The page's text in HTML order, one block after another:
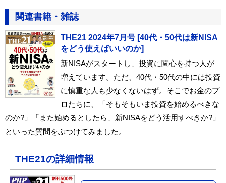
関連書籍・雑誌
THE21 2024年7月号 [40代・50代は新NISA
をどう使えばいいのか]
新NISAがスタートし、投資に関心を持つ人が
増えています。ただ、40代・50代の中には投資
に慎重な人も少なくないはず。そこでお金のプ
ロたちに、「そもそもいま投資を始めるべきな
のか?」「また始めるとしたら、新NISAをどう活用すべきか?」
といった質問をぶつけてみました。
THE21の詳細情報